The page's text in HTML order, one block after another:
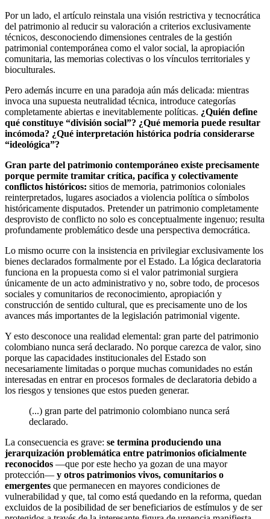
Por un lado, el artículo reinstala una visión restrictiva y tecnocrática
del patrimonio al reducir su valoración a criterios exclusivamente
técnicos, desconociendo dimensiones centrales de la gestión
patrimonial contemporánea como el valor social, la apropiación
comunitaria, las memorias colectivas o los vínculos territoriales y
bioculturales.
Pero además incurre en una paradoja aún más delicada: mientras
invoca una supuesta neutralidad técnica, introduce categorías
completamente abiertas e inevitablemente políticas. ¿Quién define
qué constituye “división social”? ¿Qué memoria puede resultar
incómoda? ¿Qué interpretación histórica podría considerarse
“ideológica”?
Gran parte del patrimonio contemporáneo existe precisamente
porque permite tramitar crítica, pacífica y colectivamente
conflictos históricos: sitios de memoria, patrimonios coloniales
reinterpretados, lugares asociados a violencia política o símbolos
históricamente disputados. Pretender un patrimonio completamente
desprovisto de conflicto no solo es conceptualmente ingenuo; resulta
profundamente problemático desde una perspectiva democrática.
Lo mismo ocurre con la insistencia en privilegiar exclusivamente los
bienes declarados formalmente por el Estado. La lógica declaratoria
funciona en la propuesta como si el valor patrimonial surgiera
únicamente de un acto administrativo y no, sobre todo, de procesos
sociales y comunitarios de reconocimiento, apropiación y
construcción de sentido cultural, que es precisamente uno de los
avances más importantes de la legislación patrimonial vigente.
Y esto desconoce una realidad elemental: gran parte del patrimonio
colombiano nunca será declarado. No porque carezca de valor, sino
porque las capacidades institucionales del Estado son
necesariamente limitadas o porque muchas comunidades no están
interesadas en entrar en procesos formales de declaratoria debido a
los riesgos y tensiones que estos pueden generar.
(...) gran parte del patrimonio colombiano nunca será
declarado.
La consecuencia es grave: se termina produciendo una
jerarquización problemática entre patrimonios oficialmente
reconocidos —que por este hecho ya gozan de una mayor
protección— y otros patrimonios vivos, comunitarios o
emergentes que permanecen en mayores condiciones de
vulnerabilidad y que, tal como está quedando en la reforma, quedan
excluidos de la posibilidad de ser beneficiarios de estímulos y de ser